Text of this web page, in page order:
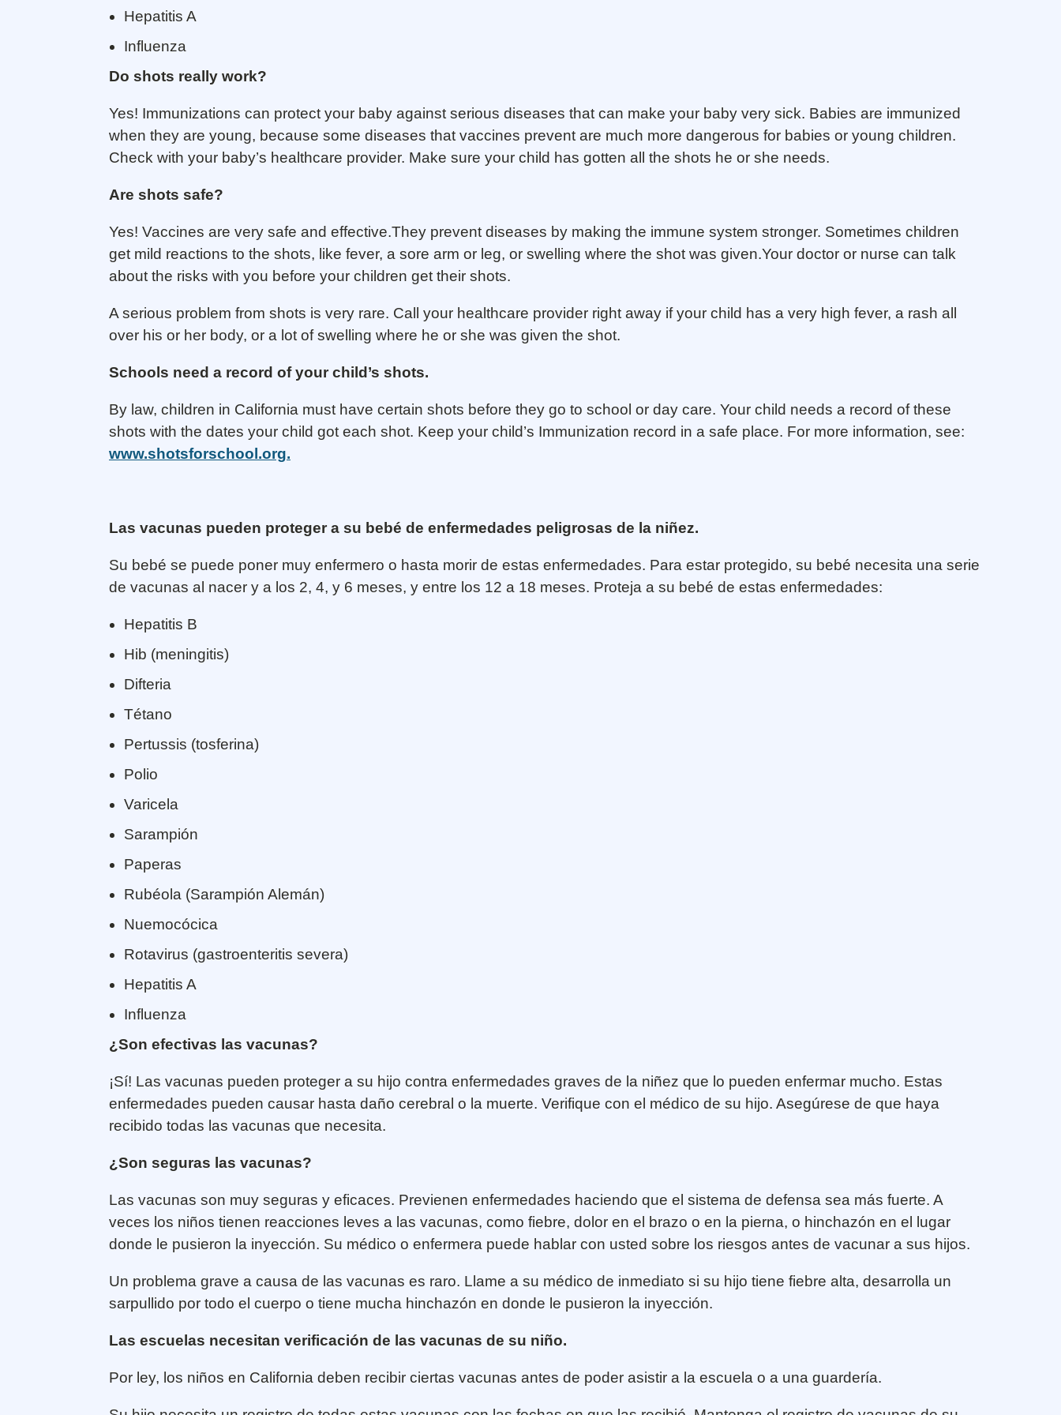
Hepatitis A
Influenza
Do shots really work?
Yes! Immunizations can protect your baby against serious diseases that can make your baby very sick. Babies are immunized
when they are young, because some diseases that vaccines prevent are much more dangerous for babies or young children.
Check with your baby’s healthcare provider. Make sure your child has gotten all the shots he or she needs.
Are shots safe?
Yes! Vaccines are very safe and effective.They prevent diseases by making the immune system stronger. Sometimes children
get mild reactions to the shots, like fever, a sore arm or leg, or swelling where the shot was given.Your doctor or nurse can talk
about the risks with you before your children get their shots.
A serious problem from shots is very rare. Call your healthcare provider right away if your child has a very high fever, a rash all
over his or her body, or a lot of swelling where he or she was given the shot.
Schools need a record of your child’s shots.
By law, children in California must have certain shots before they go to school or day care. Your child needs a record of these
shots with the dates your child got each shot. Keep your child’s Immunization record in a safe place. For more information, see:
www.shotsforschool.org.
Las vacunas pueden proteger a su bebé de enfermedades peligrosas de la niñez.
Su bebé se puede poner muy enfermero o hasta morir de estas enfermedades. Para estar protegido, su bebé necesita una serie
de vacunas al nacer y a los 2, 4, y 6 meses, y entre los 12 a 18 meses. Proteja a su bebé de estas enfermedades:
Hepatitis B
Hib (meningitis)
Difteria
Tétano
Pertussis (tosferina)
Polio
Varicela
Sarampión
Paperas
Rubéola (Sarampión Alemán)
Nuemocócica
Rotavirus (gastroenteritis severa)
Hepatitis A
Influenza
¿Son efectivas las vacunas?
¡Sí! Las vacunas pueden proteger a su hijo contra enfermedades graves de la niñez que lo pueden enfermar mucho. Estas
enfermedades pueden causar hasta daño cerebral o la muerte. Verifique con el médico de su hijo. Asegúrese de que haya
recibido todas las vacunas que necesita.
¿Son seguras las vacunas?
Las vacunas son muy seguras y eficaces. Previenen enfermedades haciendo que el sistema de defensa sea más fuerte. A
veces los niños tienen reacciones leves a las vacunas, como fiebre, dolor en el brazo o en la pierna, o hinchazón en el lugar
donde le pusieron la inyección. Su médico o enfermera puede hablar con usted sobre los riesgos antes de vacunar a sus hijos.
Un problema grave a causa de las vacunas es raro. Llame a su médico de inmediato si su hijo tiene fiebre alta, desarrolla un
sarpullido por todo el cuerpo o tiene mucha hinchazón en donde le pusieron la inyección.
Las escuelas necesitan verificación de las vacunas de su niño.
Por ley, los niños en California deben recibir ciertas vacunas antes de poder asistir a la escuela o a una guardería.